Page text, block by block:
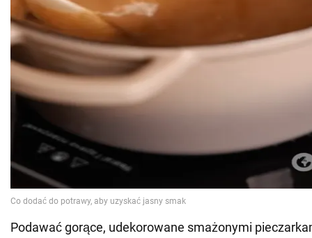
Podawać gorące, udekorowane smażonymi